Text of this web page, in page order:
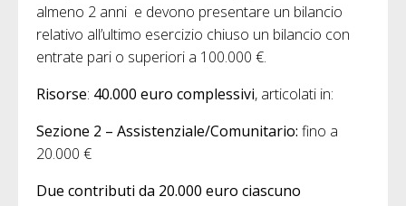
almeno 2 anni e devono presentare un bilancio
relativo all’ultimo esercizio chiuso un bilancio con
entrate pari o superiori a 100.000 €.
Risorse: 40.000 euro complessivi, articolati in:
Sezione 2 – Assistenziale/Comunitario: fino a
20.000 €
Due contributi da 20.000 euro ciascuno